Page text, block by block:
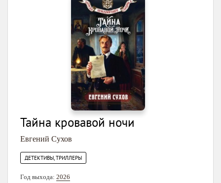
Тайна кровавой ночи
Евгений Сухов
ДЕТЕКТИВЫ, ТРИЛЛЕРЫ
Год выхода: 2026